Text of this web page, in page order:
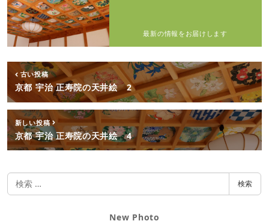
最新の情報をお届けします
古い投稿
京都 宇治 正寿院の天井絵 2
新しい投稿
京都 宇治 正寿院の天井絵 4
検
索
検索
New Photo